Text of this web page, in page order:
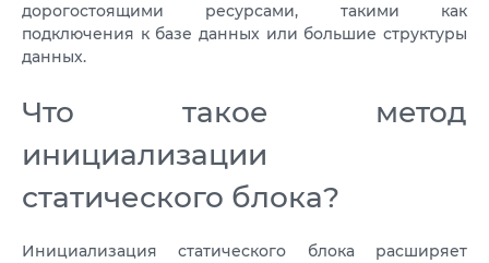
дорогостоящими ресурсами, такими как
подключения к базе данных или большие структуры
данных.
Что такое метод
инициализации
статического блока?
Инициализация статического блока расширяет